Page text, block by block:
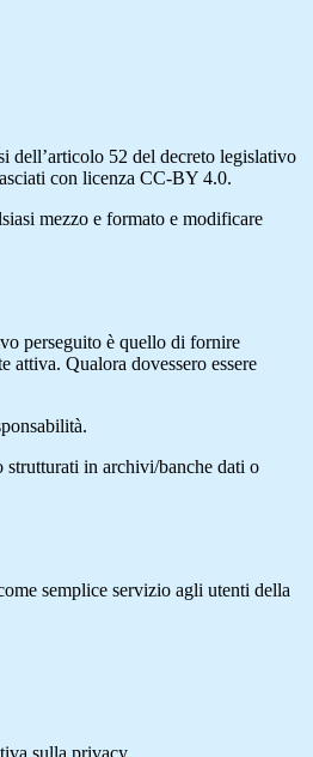
dell’articolo 52 del decreto legislativo
con licenza CC-BY 4.0.
mezzo e formato e modificare
perseguito è quello di fornire
attiva. Qualora dovessero essere
in archivi/banche dati o
semplice servizio agli utenti della